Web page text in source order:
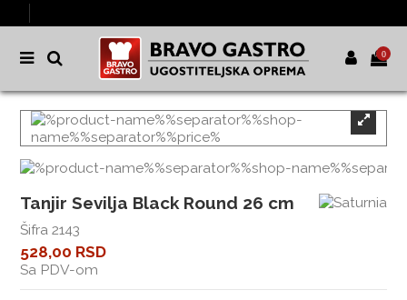
0
Tanjir Sevilja Black Round 26 cm
Šifra 2143
528,00 RSD
Sa PDV-om